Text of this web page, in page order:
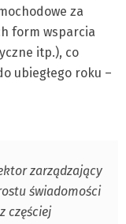
za
form wsparcia
itp.), co
ubiegłego roku –
zarządzający
świadomości
częściej